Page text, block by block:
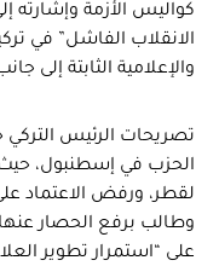
كواليس الأزمة وإشارته
الانقلاب الفاشل” في
والإعلامية الثابتة إلى
تصريحات الرئيس
الحزب في إسطنبول،
لقطر، ورفض الاعتماد
وطالب برفع الحصار عنها
على “استمرار تطوير